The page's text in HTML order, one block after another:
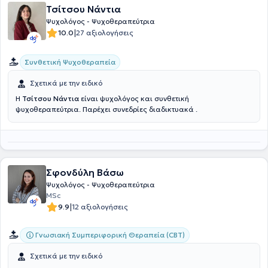
Τσίτσου Νάντια
Ψυχολόγος - Ψυχοθεραπεύτρια
10.0|27 αξιολογήσεις
Συνθετική Ψυχοθεραπεία
Σχετικά με την ειδικό
Η Τσίτσου Νάντια είναι ψυχολόγος και συνθετική
ψυχοθεραπεύτρια. Παρέχει συνεδρίες διαδικτυακά .
Σφονδύλη Βάσω
Ψυχολόγος - Ψυχοθεραπεύτρια
MSc
9.9|12 αξιολογήσεις
Γνωσιακή Συμπεριφορική Θεραπεία (CBT)
Σχετικά με την ειδικό